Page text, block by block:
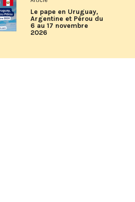
Le pape en Uruguay,
Argentine et Pérou du
6 au 17 novembre
2026